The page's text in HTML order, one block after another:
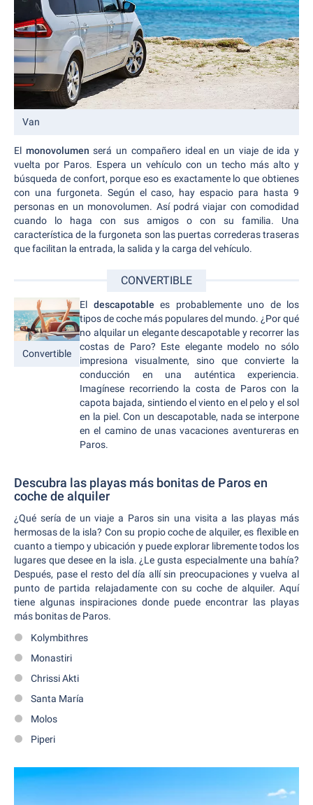
Van
El monovolumen será un compañero ideal en un viaje de ida y
vuelta por Paros. Espera un vehículo con un techo más alto y
búsqueda de confort, porque eso es exactamente lo que obtienes
con una furgoneta. Según el caso, hay espacio para hasta 9
personas en un monovolumen. Así podrá viajar con comodidad
cuando lo haga con sus amigos o con su familia. Una
característica de la furgoneta son las puertas correderas traseras
que facilitan la entrada, la salida y la carga del vehículo.
CONVERTIBLE
Convertible
El descapotable es probablemente uno de los
tipos de coche más populares del mundo. ¿Por qué
no alquilar un elegante descapotable y recorrer las
costas de Paro? Este elegante modelo no sólo
impresiona visualmente, sino que convierte la
conducción en una auténtica experiencia.
Imagínese recorriendo la costa de Paros con la
capota bajada, sintiendo el viento en el pelo y el sol
en la piel. Con un descapotable, nada se interpone
en el camino de unas vacaciones aventureras en
Paros.
Descubra las playas más bonitas de Paros en
coche de alquiler
¿Qué sería de un viaje a Paros sin una visita a las playas más
hermosas de la isla? Con su propio coche de alquiler, es flexible en
cuanto a tiempo y ubicación y puede explorar libremente todos los
lugares que desee en la isla. ¿Le gusta especialmente una bahía?
Después, pase el resto del día allí sin preocupaciones y vuelva al
punto de partida relajadamente con su coche de alquiler. Aquí
tiene algunas inspiraciones donde puede encontrar las playas
más bonitas de Paros.
Kolymbithres
Monastiri
Chrissi Akti
Santa María
Molos
Piperi